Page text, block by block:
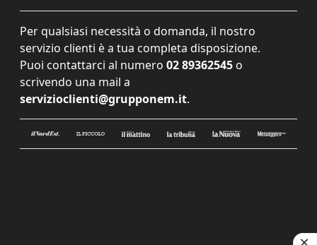
Per qualsiasi necessità o domanda, il nostro
servizio clienti è a tua completa disposizione.
Puoi contattarci al numero 02 89362545 o
scrivendo una mail a
servizioclienti@grupponem.it.